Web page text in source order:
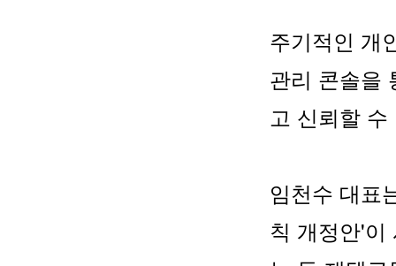
주기적인 개
관리 콘솔을
고 신뢰할
임천수 대표
칙 개정안'이